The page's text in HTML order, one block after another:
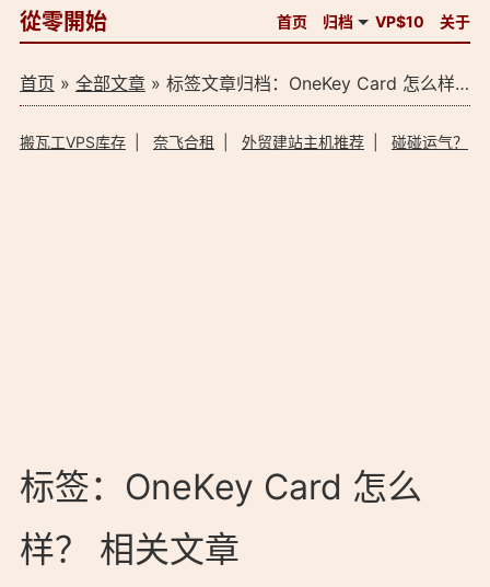
從零開始 首页 归档 VP$10 关于
首页 » 全部文章» 标签文章归档：OneKey Card 怎么样？（1）
搬瓦工VPS库存| 奈飞合租 外贸建站主机推荐| 碰碰运气？
标签：OneKey Card 怎么
样？ 相关文章